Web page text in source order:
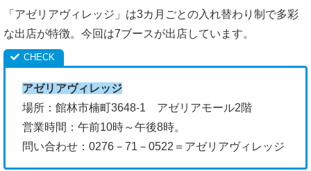
「アゼリアヴィレッジ」は3カ月ごとの入れ替わり制で多彩
な出店が特徴。今回は7ブースが出店しています。
アゼリアヴィレッジ
場所：館林市楠町3648‐1 アゼリアモール2階
営業時間：午前10時～午後8時。
問い合わせ：0276－71－0522＝アゼリアヴィレッジ